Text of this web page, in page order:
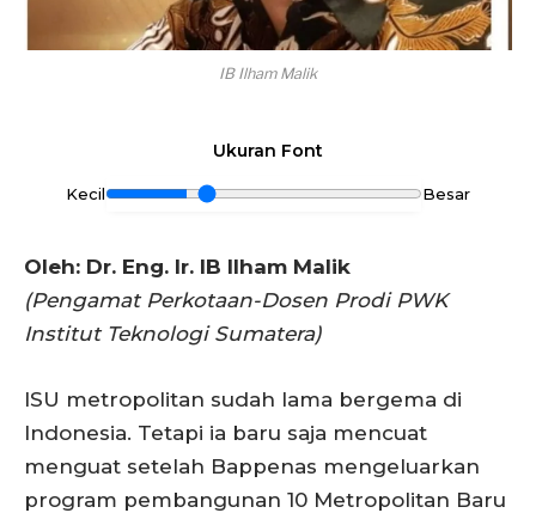
IB Ilham Malik
Ukuran Font
Kecil Besar
Oleh: Dr. Eng. Ir. IB Ilham Malik
(Pengamat Perkotaan-Dosen Prodi PWK
Institut Teknologi Sumatera)
ISU metropolitan sudah lama bergema di
Indonesia. Tetapi ia baru saja mencuat
menguat setelah Bappenas mengeluarkan
program pembangunan 10 Metropolitan Baru